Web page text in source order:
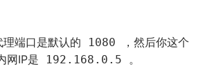
端口是默认的 1080
，然后你这个
网IP是 192.168.0.5 。